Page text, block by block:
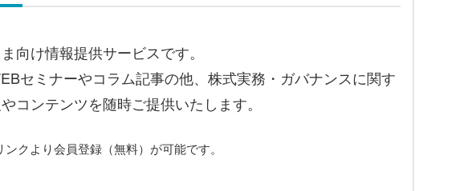
向け情報提供サービスです。
セミナーやコラム記事の他、株式実務・ガバナンスに関す
コンテンツを随時ご提供いたします。
ンクより会員登録（無料）が可能です。